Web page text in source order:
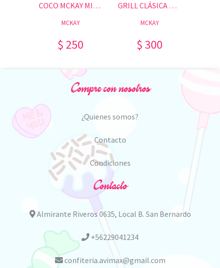
COCO MCKAY MINI 40GR.
MCKAY
$ 250
GRILL CLÁSICA MINI 35GR.
MCKAY
$ 300
Compre con nosotros
¿Quienes somos?
Contacto
Condiciones
Contacto
Almirante Riveros 0635, Local B. San Bernardo
+56229041234
confiteria.avimax@gmail.com